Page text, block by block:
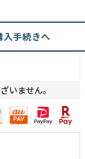
入手続きへ
いません。